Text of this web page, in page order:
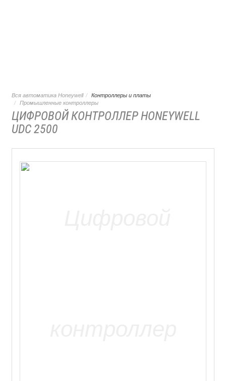
Вся автоматика Honeywell
Контроллеры и платы
Промышленные контроллеры
ЦИФРОВОЙ КОНТРОЛЛЕР HONEYWELL
UDC 2500